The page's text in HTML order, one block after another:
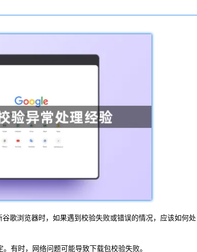
歌浏览器时，如果遇到校验失败或错误的情况，应该如何处
有时，网络问题可能导致下载包校验失败。